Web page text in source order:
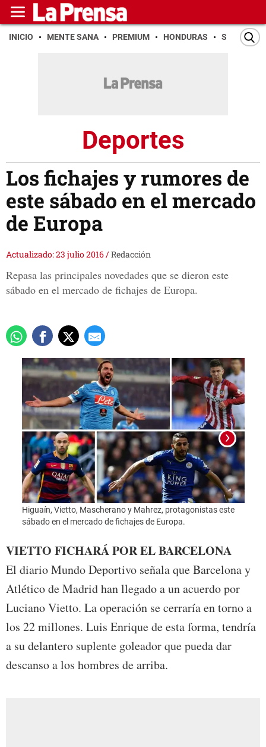
INICIO MENTE SANA PREMIUM HONDURAS SAN PEDRO
Deportes
Los fichajes y rumores de
este sábado en el mercado
de Europa
Actualizado: 23 julio 2016/Redacción
Repasa las principales novedades que se dieron este
sábado en el mercado de fichajes de Europa.
Higuaín, Vietto, Mascherano y Mahrez, protagonistas este
sábado en el mercado de fichajes de Europa.
VIETTO FICHARÁ POR EL BARCELONA
El diario Mundo Deportivo señala que Barcelona y
Atlético de Madrid han llegado a un acuerdo por
Luciano Vietto. La operación se cerraría en torno a
los 22 millones. Luis Enrique de esta forma, tendría
a su delantero suplente goleador que pueda dar
descanso a los hombres de arriba.